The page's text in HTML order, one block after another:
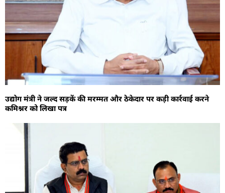
उद्योग मंत्री ने जल्द सड़कें की मरम्मत और ठेकेदार पर कड़ी कार्रवाई करने
कमिश्नर को लिखा पत्र